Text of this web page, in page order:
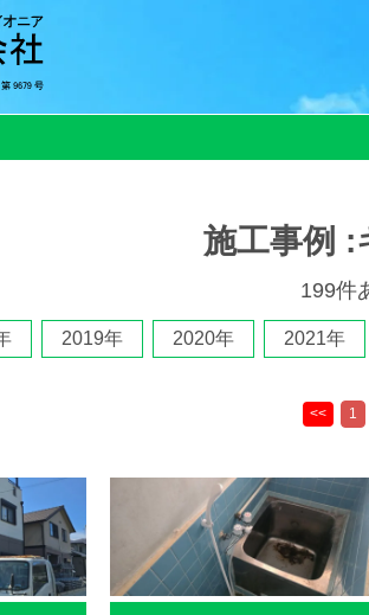
施工事例 :
199件
2019年 2020年 2021年